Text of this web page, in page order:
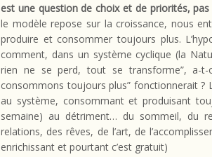
est une question de choix et de priorités,
le modèle repose sur la croissance, nous
produire et consommer toujours plus.
comment, dans un système cyclique (la
rien ne se perd, tout se transforme”, a-t-
consommons toujours plus” fonctionnerait ?
au système, consommant et produisant
semaine) au détriment… du sommeil, du
relations, des rêves, de l’art, de
enrichissant et pourtant c’est gratuit)